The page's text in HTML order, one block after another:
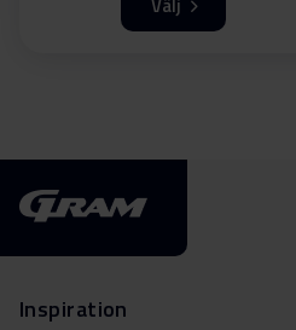
Inspiration